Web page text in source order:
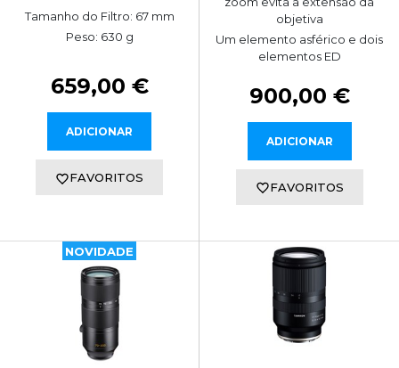
Tamanho do Filtro: 67 mm
Peso: 630 g
659,00 €
ADICIONAR
FAVORITOS
objetiva
Um elemento asférico e dois
elementos ED
900,00 €
ADICIONAR
FAVORITOS
NOVIDADE